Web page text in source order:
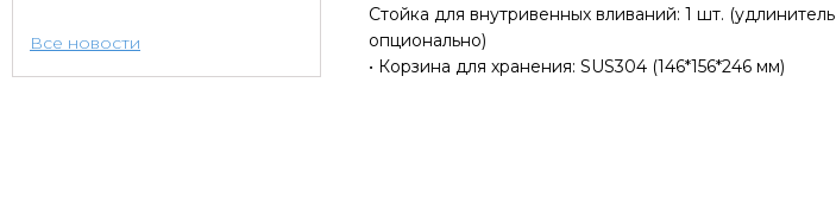
Стойка для внутривенных вливаний: 1 шт. (удлинитель
опционально)
• Корзина для хранения: SUS304 (146*156*246 мм)
Все новости